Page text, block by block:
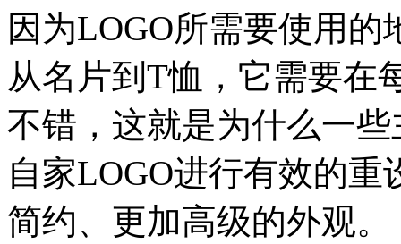
因为LOGO所需要使用
从名片到T恤，它需要在
不错，这就是为什么一
自家LOGO进行有效的
简约、更加高级的外观。